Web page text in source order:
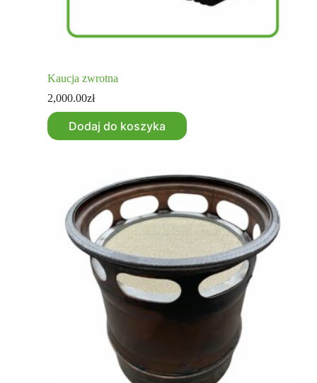
Kaucja zwrotna
2,000.00zł
Dodaj do koszyka